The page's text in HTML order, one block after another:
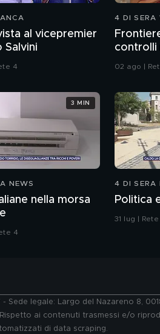
al vicepremier
Salvini
4
4 DI SERA
controlli
02 ago |
NEWS
nella morsa
4
3 MIN
4 DI SERA
Politica
31 lug | Rete
Sede legale: Largo del Nazareno 8,
ai contenuti trasmessi e/o
di data scraping.